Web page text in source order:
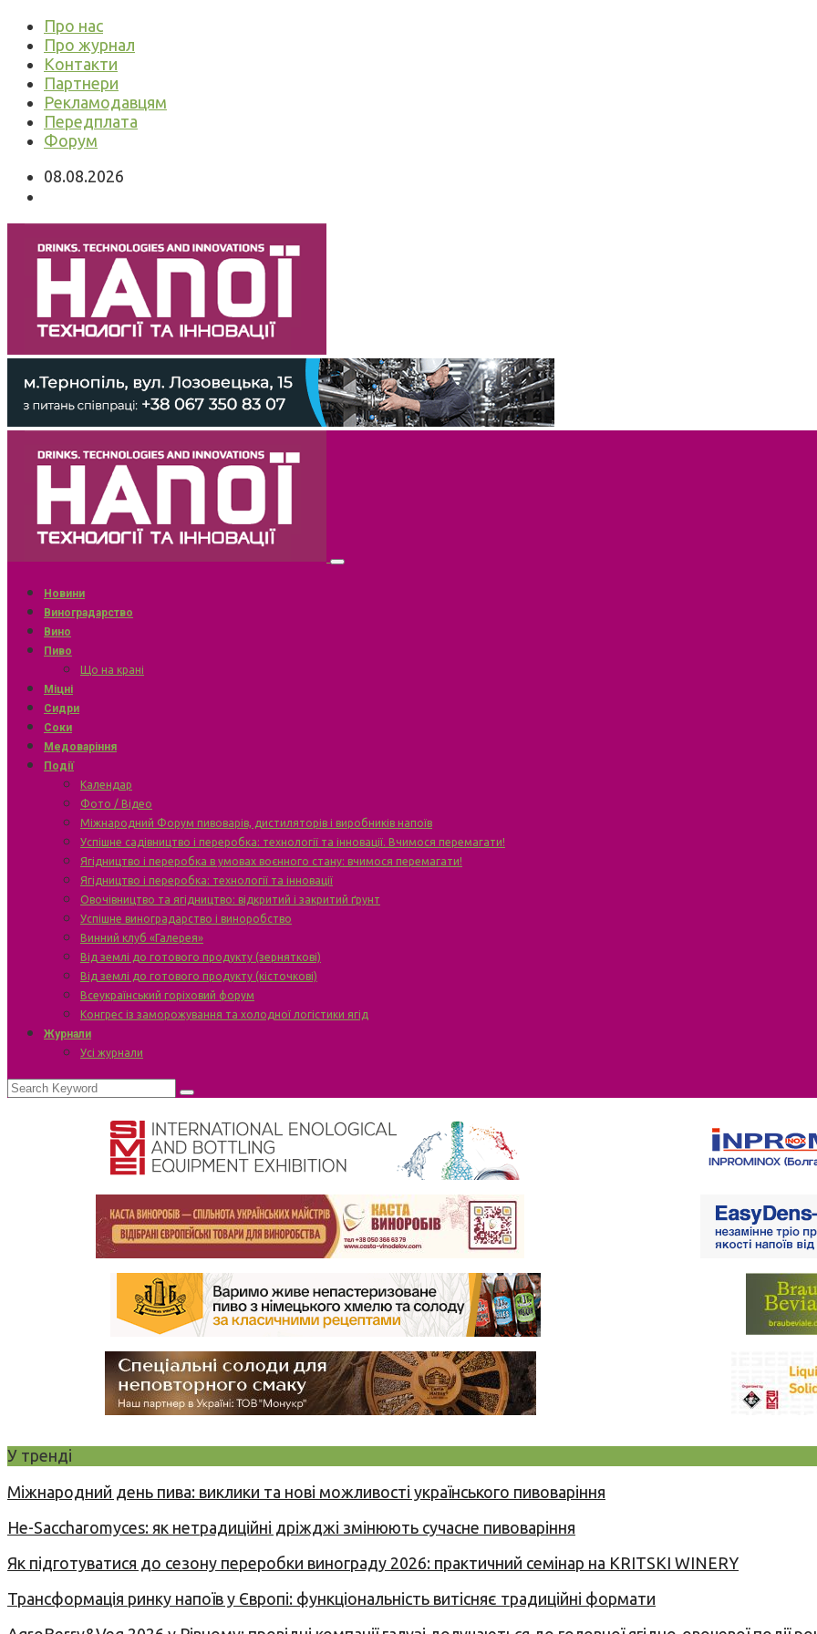
Про нас
Про журнал
Контакти
Партнери
Рекламодавцям
Передплата
Форум
08.08.2026
Новини
Виноградарство
Вино
Пиво
Що на крані
Міцні
Сидри
Соки
Медоваріння
Події
Календар
Фото / Відео
Міжнародний Форум пивоварів, дистиляторів і виробників напоїв
Успішне садівництво і переробка: технології та інновації. Вчимося перемагати!
Ягідництво і переробка в умовах воєнного стану: вчимося перемагати!
Ягідництво і переробка: технології та інновації
Овочівництво та ягідництво: відкритий і закритий ґрунт
Успішне виноградарство і виноробство
Винний клуб «Галерея»
Від землі до готового продукту (зерняткові)
Від землі до готового продукту (кісточкові)
Всеукраїнський горіховий форум
Конгрес із заморожування та холодної логістики ягід
Журнали
Усі журнали
У тренді
Міжнародний день пива: виклики та нові можливості українського пивоваріння
Не-Saccharomyces: як нетрадиційні дріжджі змінюють сучасне пивоваріння
Як підготуватися до сезону переробки винограду 2026: практичний семінар на KRITSKI WINERY
Трансформація ринку напоїв у Європі: функціональність витісняє традиційні формати